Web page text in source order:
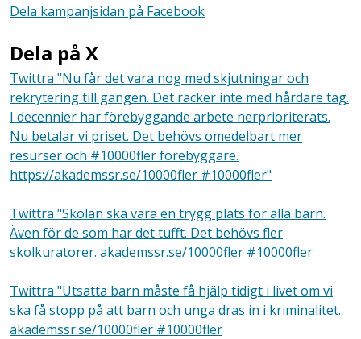
Dela kampanjsidan på Facebook
Dela på X
Twittra "Nu får det vara nog med skjutningar och
rekrytering till gängen. Det räcker inte med hårdare tag.
I decennier har förebyggande arbete nerprioriterats.
Nu betalar vi priset. Det behövs omedelbart mer
resurser och #10000fler förebyggare.
https://akademssr.se/10000fler #10000fler"
Twittra "Skolan ska vara en trygg plats för alla barn.
Även för de som har det tufft. Det behövs fler
skolkuratorer. akademssr.se/10000fler #10000fler
Twittra "Utsatta barn måste få hjälp tidigt i livet om vi
ska få stopp på att barn och unga dras in i kriminalitet.
akademssr.se/10000fler #10000fler